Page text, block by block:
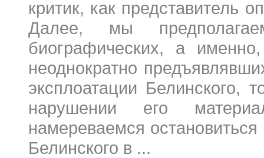
критик, как представитель
Далее, мы
биографических, а
неоднократно
эксплоатации Белинского,
нарушении его
намереваемся
Белинского в ...